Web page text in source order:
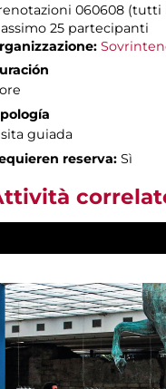
060608 (tutti
25 partecipanti
guiada
reserva: Sì